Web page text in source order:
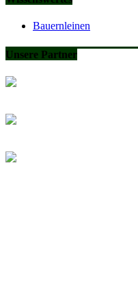
Bauernleinen
Unsere Partner